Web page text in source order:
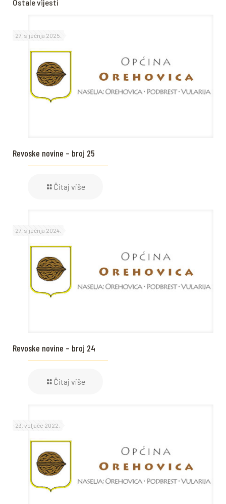
Ostale vijesti
27. siječnja 2025.
Revoske novine – broj 25
Čitaj više
27. siječnja 2024.
Revoske novine – broj 24
Čitaj više
23. veljače 2022.